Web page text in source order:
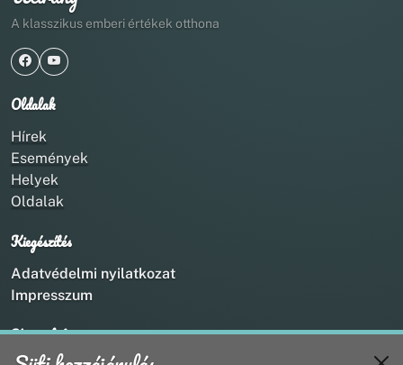
A klasszikus emberi értékek otthona
Oldalak
Hírek
Események
Helyek
Oldalak
Kiegészítés
Adatvédelmi nyilatkozat
Impresszum
Kapcsolat